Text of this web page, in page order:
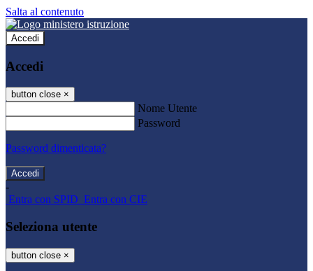
Salta al contenuto
Accedi
Accedi
button close ×
Nome Utente
Password
Password dimenticata?
-
Entra con SPID Entra con CIE
Seleziona utente
button close ×